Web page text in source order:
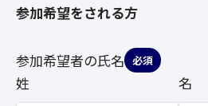
参加希望をされる方
参加希望者の氏名 必須
姓 名